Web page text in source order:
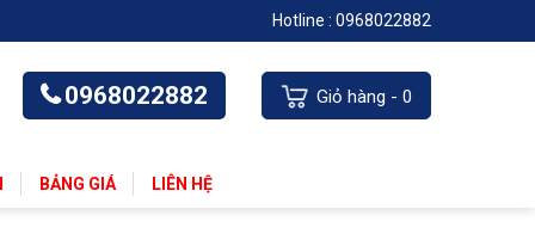
Hotline : 0968022882
Giỏ hàng - 0
0968022882
BẢNG GIÁ LIÊN HỆ